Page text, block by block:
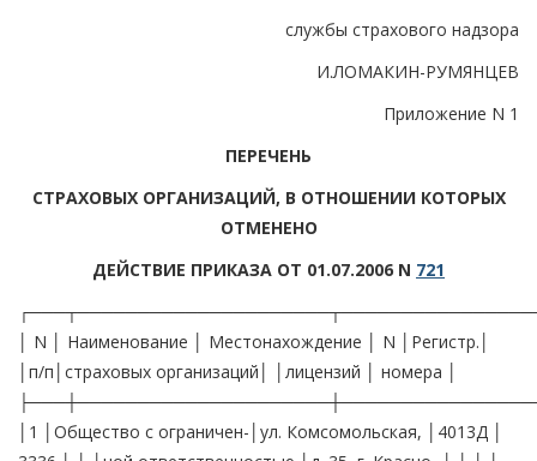
службы страхового надзора
И.ЛОМАКИН-РУМЯНЦЕВ
Приложение N 1
ПЕРЕЧЕНЬ
СТРАХОВЫХ ОРГАНИЗАЦИЙ, В ОТНОШЕНИИ КОТОРЫХ
ОТМЕНЕНО
ДЕЙСТВИЕ ПРИКАЗА ОТ 01.07.2006 N 721
│ N │ Наименование │ Местонахождение │ N │Регистр.│
│п/п│страховых организаций│ │лицензий │ номера │
│1 │Общество с ограничен-│ул. Комсомольская, │4013Д │